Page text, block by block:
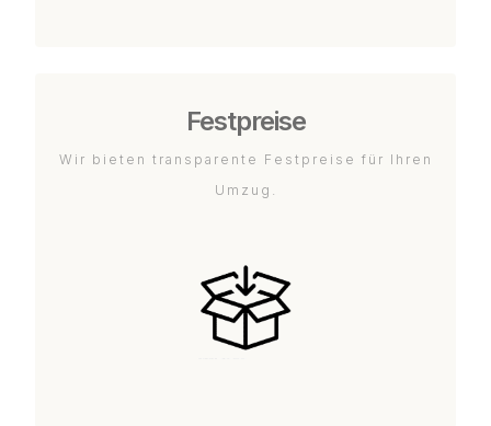
Festpreise
Wir bieten transparente Festpreise für Ihren
Umzug.